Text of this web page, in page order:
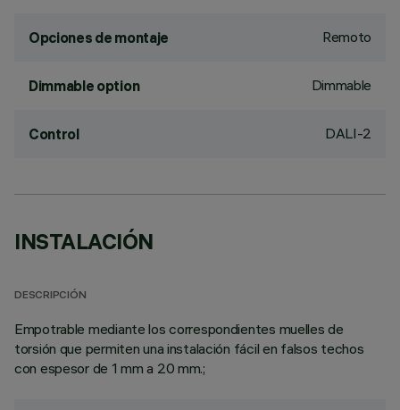
Opciones de montaje Remoto
Dimmable option Dimmable
Control DALI-2
INSTALACIÓN
DESCRIPCIÓN
Empotrable mediante los correspondientes muelles de
torsión que permiten una instalación fácil en falsos techos
con espesor de 1 mm a 20 mm.;